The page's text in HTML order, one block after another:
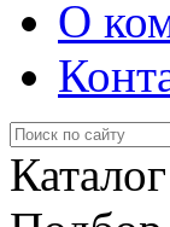
О
Каталог